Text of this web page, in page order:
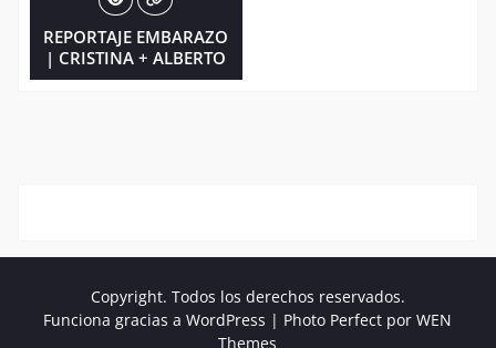
REPORTAJE EMBARAZO
| CRISTINA + ALBERTO
Copyright. Todos los derechos reservados.
Funciona gracias a WordPress | Photo Perfect porWEN
Themes